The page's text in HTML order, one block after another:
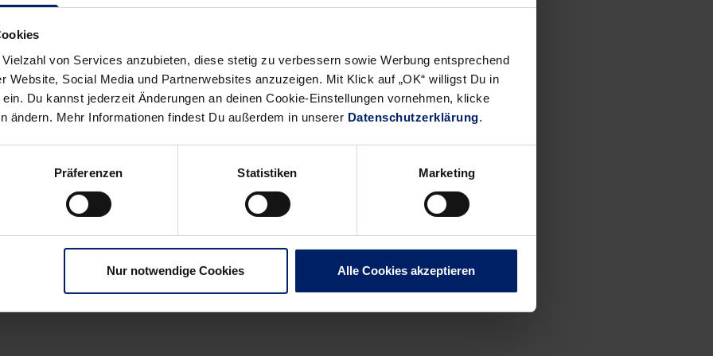
von Services anzubieten, diese stetig zu verbessern sowie Werbung entsprechend
Website, Social Media und Partnerwebsites anzuzeigen. Mit Klick auf „OK“ willigst Du in
Du kannst jederzeit Änderungen an deinen Cookie-Einstellungen vornehmen, klicke
ändern. Mehr Informationen findest Du außerdem in unserer Datenschutzerklärung.
Präferenzen Statistiken Marketing
Nur notwendige Cookies Alle Cookies akzeptieren
hier waren die Löwen auf ihrem Weg nach Hamburg auf die
konnte auch die Tatsache nichts mehr ändern, dass die Gäste in
; Schmid (9/3), Sesum (2), I. Guardiola (3), Manojlovic (1), Gorbok (3),
du Rietz (5), Sigurmannsson (5), Prodanovic (1).
(1), Podpolinski, Fritsch, Waschul, Schult (5), Tretow, Kretschmer